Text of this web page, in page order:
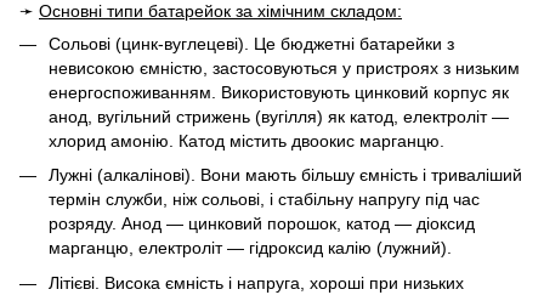
➛ Основні типи батарейок за хімічним складом:
Сольові (цинк-вуглецеві). Це бюджетні батарейки з
невисокою ємністю, застосовуються у пристроях з низьким
енергоспоживанням. Використовують цинковий корпус як
анод, вугільний стрижень (вугілля) як катод, електроліт —
хлорид амонію. Катод містить двоокис марганцю.
Лужні (алкалінові). Вони мають більшу ємність і триваліший
термін служби, ніж сольові, і стабільну напругу під час
розряду. Анод — цинковий порошок, катод — діоксид
марганцю, електроліт — гідроксид калію (лужний).
Літієві. Висока ємність і напруга, хороші при низьких